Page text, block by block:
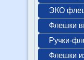
ЭКО
Флешки
Ручки-
Флешки